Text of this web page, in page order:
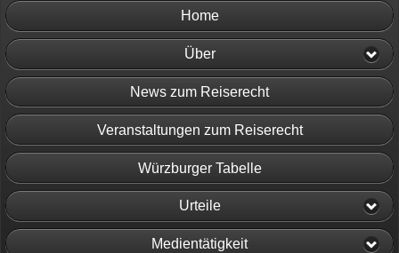
Home
Über
News zum Reiserecht
Veranstaltungen zum Reiserecht
Würzburger Tabelle
Urteile
Medientätigkeit